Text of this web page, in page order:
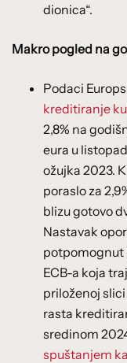
dionica“.
Makro pogled na
Podaci
kreditiranje
2,8% na
eura u
ožujka 2023.
poraslo za
blizu gotovo
Nastavak
potpomognut
ECB-a koja
priloženoj
rasta
sredinom
spuštanjem